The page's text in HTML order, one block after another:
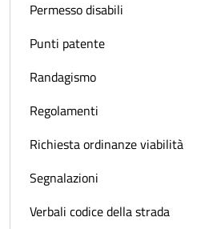
Permesso disabili
Punti patente
Randagismo
Regolamenti
Richiesta ordinanze viabilità
Segnalazioni
Verbali codice della strada